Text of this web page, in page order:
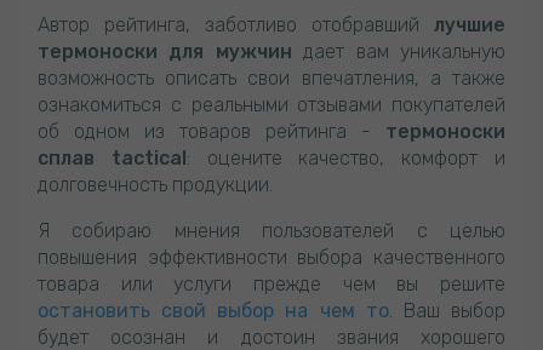
Автор рейтинга, заботливо отобравший лучшие
термоноски для мужчиндает вам уникальную
возможность описать свои впечатления, а также
ознакомиться с реальными отзывами покупателей
об одном из товаров рейтинга - термоноски
сплав tactical: оцените качество, комфорт и
долговечность продукции.
Я собираю мнения пользователей с целью
повышения эффективности выбора качественного
товара или услуги прежде чем вы решите
остановить свой выбор на чем то. Ваш выбор
будет осознан и достоин звания хорошего